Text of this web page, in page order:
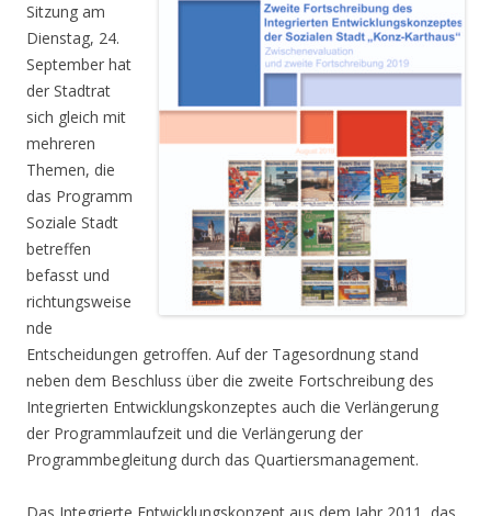
Sitzung am
Dienstag, 24.
September hat
der Stadtrat
sich gleich mit
mehreren
Themen, die
das Programm
Soziale Stadt
betreffen
befasst und
richtungsweise
nde
Entscheidungen getroffen. Auf der Tagesordnung stand
neben dem Beschluss über die zweite Fortschreibung des
Integrierten Entwicklungskonzeptes auch die Verlängerung
der Programmlaufzeit und die Verlängerung der
Programmbegleitung durch das Quartiersmanagement.